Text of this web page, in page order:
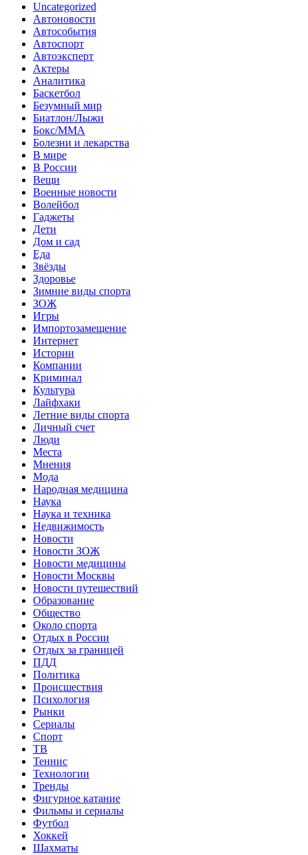
Uncategorized
Автоновости
Автособытия
Автоспорт
Автоэксперт
Актеры
Аналитика
Баскетбол
Безумный мир
Биатлон/Лыжи
Бокс/MMA
Болезни и лекарства
В мире
В России
Вещи
Военные новости
Волейбол
Гаджеты
Дети
Дом и сад
Еда
Звёзды
Здоровье
Зимние виды спорта
ЗОЖ
Игры
Импортозамещение
Интернет
Истории
Компании
Криминал
Культура
Лайфхаки
Летние виды спорта
Личный счет
Люди
Места
Мнения
Мода
Народная медицина
Наука
Наука и техника
Недвижимость
Новости
Новости ЗОЖ
Новости медицины
Новости Москвы
Новости путешествий
Образование
Общество
Около спорта
Отдых в России
Отдых за границей
ПДД
Политика
Происшествия
Психология
Рынки
Сериалы
Спорт
ТВ
Теннис
Технологии
Тренды
Фигурное катание
Фильмы и сериалы
Футбол
Хоккей
Шахматы